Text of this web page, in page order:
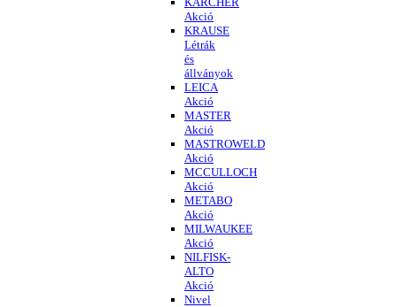
Akció
KRAUSE
Létrák
és
állványok
LEICA
Akció
MASTER
Akció
MASTROWELD
Akció
MCCULLOCH
Akció
METABO
Akció
MILWAUKEE
Akció
NILFISK-
ALTO
Akció
Nivel